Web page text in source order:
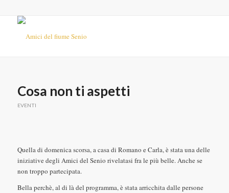
Cosa non ti aspetti
EVENTI
Quella di domenica scorsa, a casa di Romano e Carla, è stata una delle
iniziative degli Amici del Senio rivelatasi fra le più belle. Anche se
non troppo partecipata.
Bella perchè, al di là del programma, è stata arricchita dalle persone